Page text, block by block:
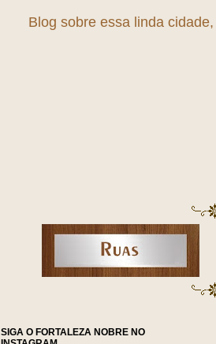
Blog sobre essa linda
SIGA O FORTALEZA NOBRE NO